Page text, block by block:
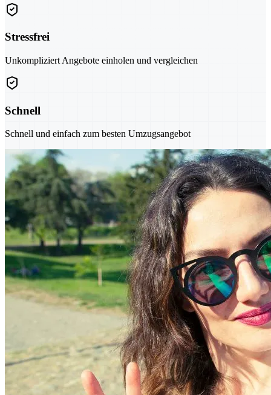
Stressfrei
Unkompliziert Angebote einholen und vergleichen
Schnell
Schnell und einfach zum besten Umzugsangebot